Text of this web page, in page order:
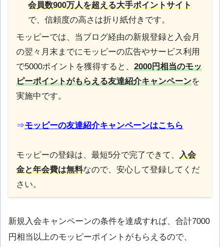
会員数900万人を超える大手ポイントサイト
で、信頼度の高さは折り紙付きです。
モッピーでは、当ブログ経由の新規登録と入会月
の翌々月末までにモッピーの広告やサービス利用
で5000ポイントを獲得すると、 2000円相当のモッ
ピーポイントがもらえる友達紹介キャンペーンを
実施中です。
⇒モッピーの友達紹介キャンペーンはこちら
モッピーの登録は、最短5分で完了できて、 入会
金と年会費は無料なので、安心して登録してくだ
さい。
新規入会キャンペーンの条件を達成すれば、合計7000
円相当以上のモッピーポイントがもらえるので、